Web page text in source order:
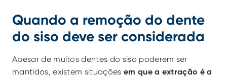
Quando a remoção do dente
do siso deve ser considerada
Apesar de muitos dentes do siso poderem ser
mantidos, existem situações em que a extração é a